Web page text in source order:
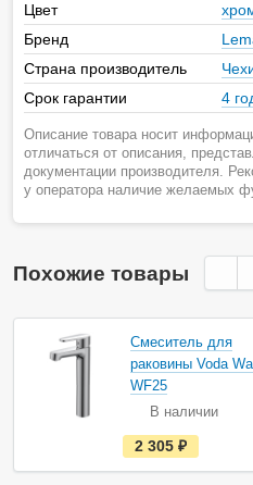
Цвет
Бренд
Страна производитель
Срок гарантии
4
Описание товара носит
отличаться от описания,
документации производителя.
у оператора наличие желаемых
Похожие товары
Смеситель для
раковины Voda
WF25
В наличии
е
с
т
2 305